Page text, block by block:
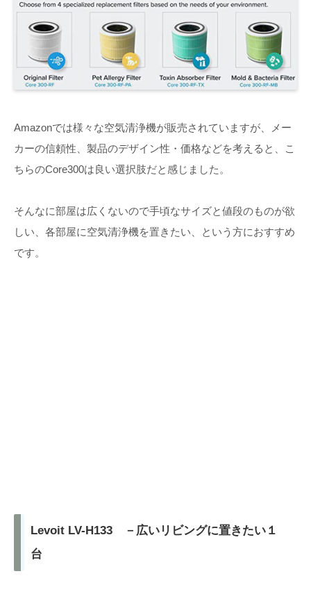
Amazonでは様々な空気清浄機が販売されていますが、メー
カーの信頼性、製品のデザイン性・価格などを考えると、こ
ちらのCore300は良い選択肢だと感じました。
そんなに部屋は広くないので手頃なサイズと値段のものが欲
しい、各部屋に空気清浄機を置きたい、という方におすすめ
です。
Levoit LV-H133 －広いリビングに置きたい１
台